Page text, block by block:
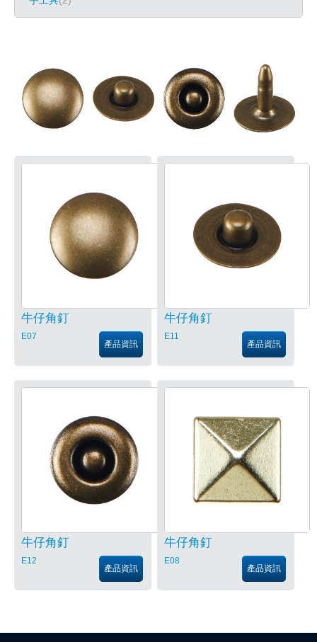
牛仔角釘
E07
產品資訊
牛仔角釘
E11
產品資訊
牛仔角釘
E12
產品資訊
牛仔角釘
E08
產品資訊